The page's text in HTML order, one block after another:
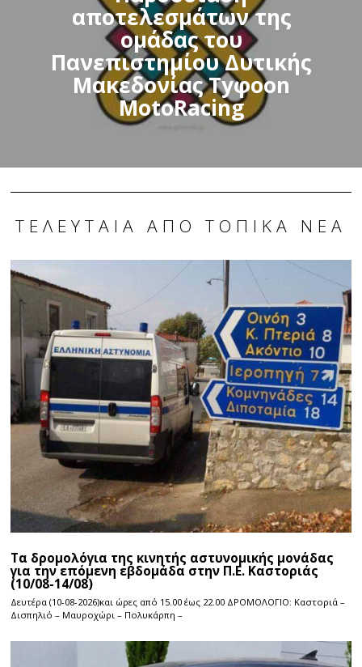
αποτελεσμάτων της
ομάδας του
Πανεπιστημίου Δυτικής
Μακεδονίας Tyφoon
MotoRacing
ΤΕΛΕΥΤΑΊΑ ΑΠΌ ΤΟΠΙΚΆ ΝΈΑ
Τα δρομολόγια της κινητής αστυνομικής μονάδας
για την επόμενη εβδομάδα στην Π.Ε. Καστοριάς
(10/08-14/08)
Δευτέρα (10-08-2026)και ώρες από 15.00 έως 22.00 ΔΡΟΜΟΛΟΓΙΟ: Καστοριά –
Δισπηλιό – Μαυροχώρι – Πολυκάρπη –